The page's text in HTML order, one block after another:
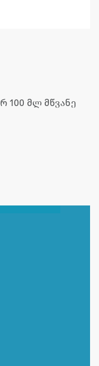
100 მლ მწვანე